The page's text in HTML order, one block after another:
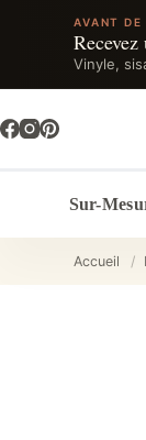
AVANT DE
Vinyle,
au
contenu
Sur-
Accueil /